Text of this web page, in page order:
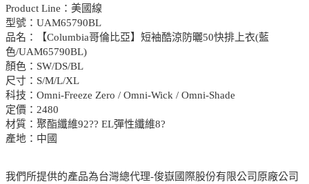
Product Line：美國線
型號：UAM65790BL
品名：【Columbia哥倫比亞】短袖酷涼防曬50快排上衣(藍
色/UAM65790BL)
顏色：SW/DS/BL
尺寸：S/M/L/XL
科技：Omni-Freeze Zero / Omni-Wick / Omni-Shade
定價：2480
材質：聚酯纖維92?? EL彈性纖維8?
產地：中國
我們所提供的產品為台灣總代理-俊嶽國際股份有限公司原廠公司